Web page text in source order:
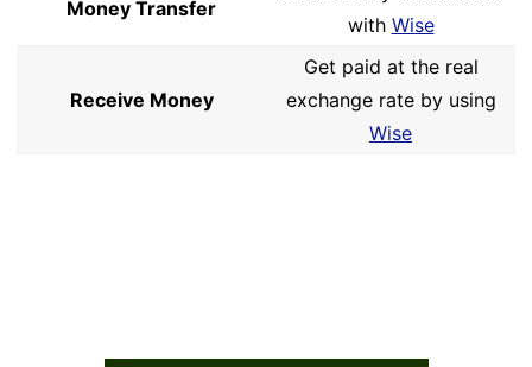
Money Transfer
with Wise
Receive Money
Get paid at the real
exchange rate by using
Wise